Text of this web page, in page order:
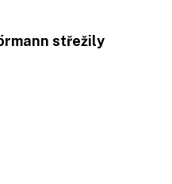
střežily